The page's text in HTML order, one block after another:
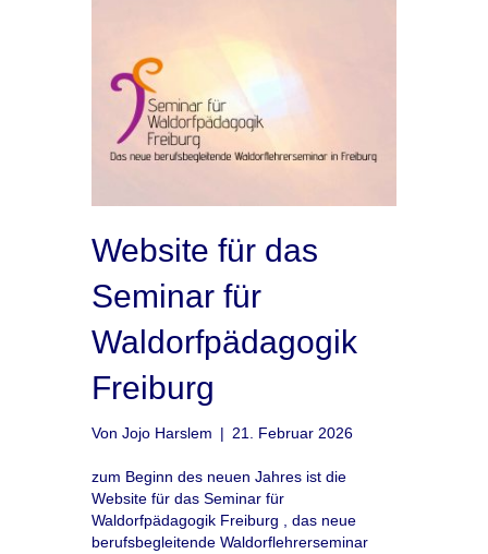
Website für das
Seminar für
Waldorfpädagogik
Freiburg
Von Jojo Harslem | 21. Februar 2026
zum Beginn des neuen Jahres ist die
Website für das Seminar für
Waldorfpädagogik Freiburg , das neue
berufsbegleitende Waldorflehrerseminar